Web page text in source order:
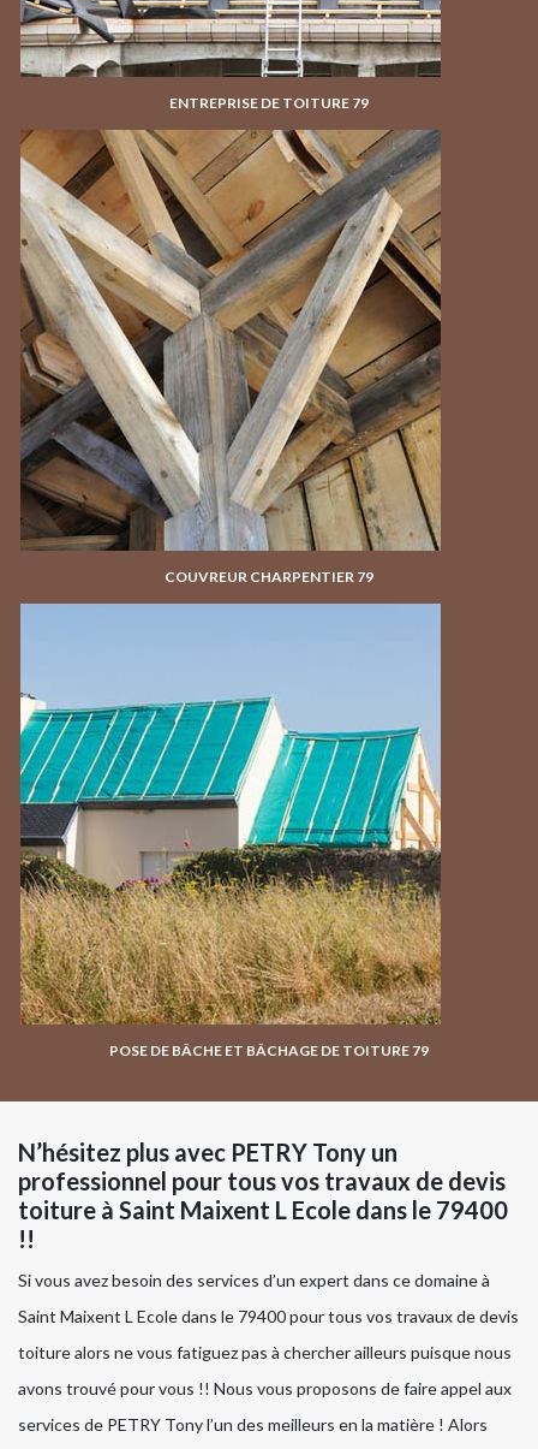
ENTREPRISE DE TOITURE 79
COUVREUR CHARPENTIER 79
POSE DE BÂCHE ET BÂCHAGE DE TOITURE 79
N’hésitez plus avec PETRY Tony un
professionnel pour tous vos travaux de devis
toiture à Saint Maixent L Ecole dans le 79400
!!
Si vous avez besoin des services d’un expert dans ce domaine à
Saint Maixent L Ecole dans le 79400 pour tous vos travaux de devis
toiture alors ne vous fatiguez pas à chercher ailleurs puisque nous
avons trouvé pour vous !! Nous vous proposons de faire appel aux
services de PETRY Tony l’un des meilleurs en la matière ! Alors